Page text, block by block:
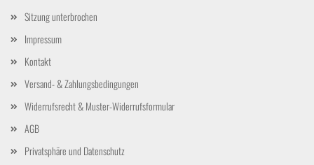
Sitzung unterbrochen
Impressum
Kontakt
Versand- & Zahlungsbedingungen
Widerrufsrecht & Muster-Widerrufsformular
AGB
Privatsphäre und Datenschutz